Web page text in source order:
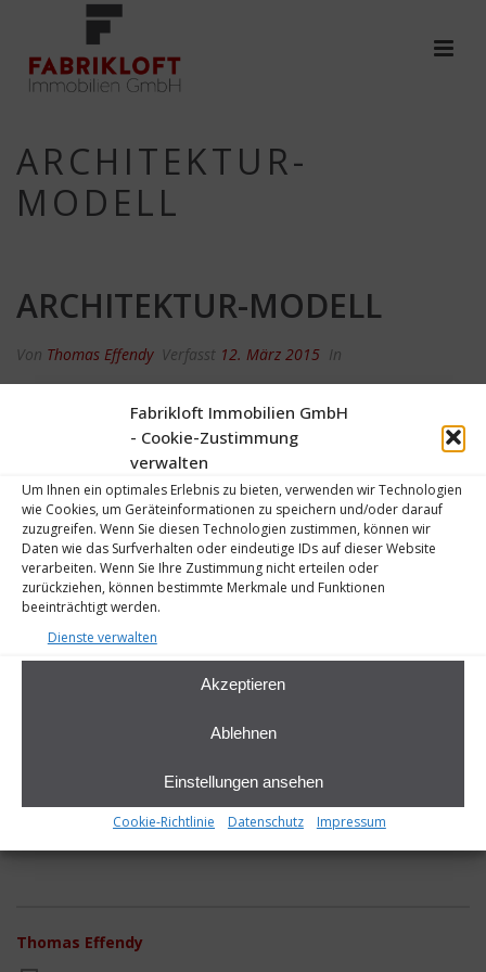
Fabrikloft Immobilien GmbH
- Cookie-Zustimmung
verwalten
Um Ihnen ein optimales Erlebnis zu bieten, verwenden wir Technologien
wie Cookies, um Geräteinformationen zu speichern und/oder darauf
zuzugreifen. Wenn Sie diesen Technologien zustimmen, können wir
Daten wie das Surfverhalten oder eindeutige IDs auf dieser Website
verarbeiten. Wenn Sie Ihre Zustimmung nicht erteilen oder
zurückziehen, können bestimmte Merkmale und Funktionen
beeinträchtigt werden.
Dienste verwalten
Akzeptieren
Ablehnen
Einstellungen ansehen
Cookie-Richtlinie Datenschutz Impressum
ARCHITEKTUR-
MODELL
ARCHITEKTUR-MODELL
Von Thomas Effendy Verfasst 12. März 2015 In
Architektur-Modell
Thomas Effendy